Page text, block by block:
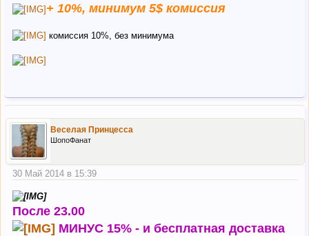
+ 10%, минимум 5$ комиссия
комиссия 10%, без минимума
Веселая Принцесса
ШопоФанат
30 Май 2014 в 15:39
После 23.00
МИНУС 15% - и бесплатная доставка